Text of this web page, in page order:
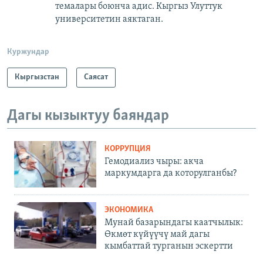
темалары боюнча адис. Кыргыз Улуттук
университетин аяктаган.
Куржундар
Кыргызстан Саясат
Дагы кызыктуу баяндар
КОРРУПЦИЯ
Гемодиализ чыры: акча
маркумдарга да которулганбы?
ЭКОНОМИКА
Мунай базарындагы каатчылык:
Өкмөт күйүүчү май дагы
кымбаттай турганын эскертти